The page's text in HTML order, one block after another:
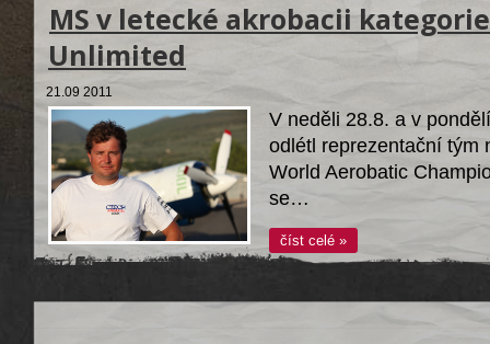
MS v letecké akrobacii kategorie
Unlimited
21.09 2011
V neděli 28.8. a v
odlétl reprezentační tým
World Aerobatic
se…
číst celé »